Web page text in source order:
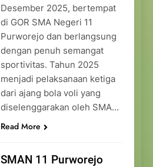
Desember 2025, bertempat
di GOR SMA Negeri 11
Purworejo dan berlangsung
dengan penuh semangat
sportivitas. Tahun 2025
menjadi pelaksanaan ketiga
dari ajang bola voli yang
diselenggarakan oleh SMA…
Read More
SMAN 11 Purworejo